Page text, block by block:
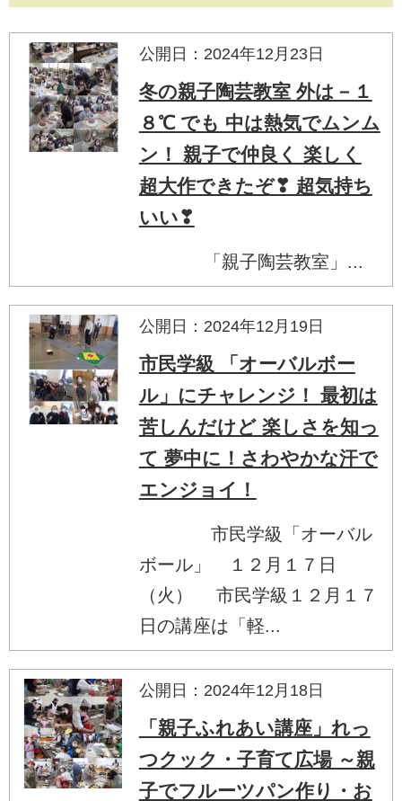
公開日：2024年12月23日
冬の親子陶芸教室 外は－１
８℃ でも 中は熱気でムンム
ン！ 親子で仲良く 楽しく
超大作できたぞ❣ 超気持ち
いい❣
「親子陶芸教室」...
公開日：2024年12月19日
市民学級 「オーバルボー
ル」にチャレンジ！ 最初は
苦しんだけど 楽しさを知っ
て 夢中に！さわやかな汗で
エンジョイ！
市民学級「オーバル
ボール」 １２月１７日
（火） 市民学級１２月１７
日の講座は「軽...
公開日：2024年12月18日
「親子ふれあい講座」れっ
つクック・子育て広場 ～親
子でフルーツパン作り・お